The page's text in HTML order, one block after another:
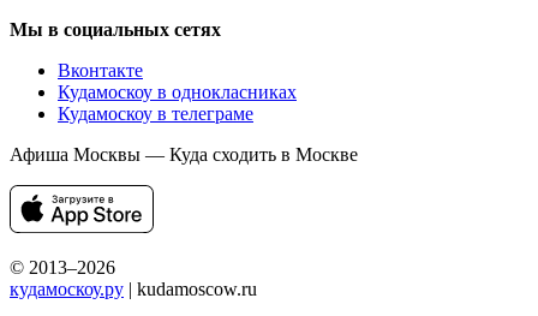
Мы в социальных сетях
Вконтакте
Кудамоскоу в однокласниках
Кудамоскоу в телеграме
Афиша Москвы — Куда сходить в Москве
© 2013–2026
кудамоскоу.ру | kudamoscow.ru